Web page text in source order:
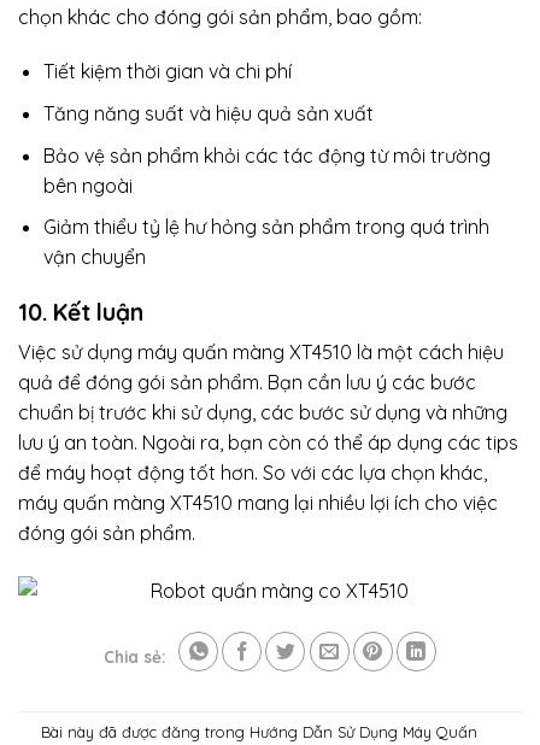
chọn khác cho đóng gói sản phẩm, bao gồm:
Tiết kiệm thời gian và chi phí
Tăng năng suất và hiệu quả sản xuất
Bảo vệ sản phẩm khỏi các tác động từ môi trường
bên ngoài
Giảm thiểu tỷ lệ hư hỏng sản phẩm trong quá trình
vận chuyển
10. Kết luận
Việc sử dụng máy quấn màng XT4510 là một cách hiệu
quả để đóng gói sản phẩm. Bạn cần lưu ý các bước
chuẩn bị trước khi sử dụng, các bước sử dụng và những
lưu ý an toàn. Ngoài ra, bạn còn có thể áp dụng các tips
để máy hoạt động tốt hơn. So với các lựa chọn khác,
máy quấn màng XT4510 mang lại nhiều lợi ích cho việc
đóng gói sản phẩm.
Chia sẻ:
Bài này đã được đăng trong Hướng Dẫn Sử Dụng Máy Quấn